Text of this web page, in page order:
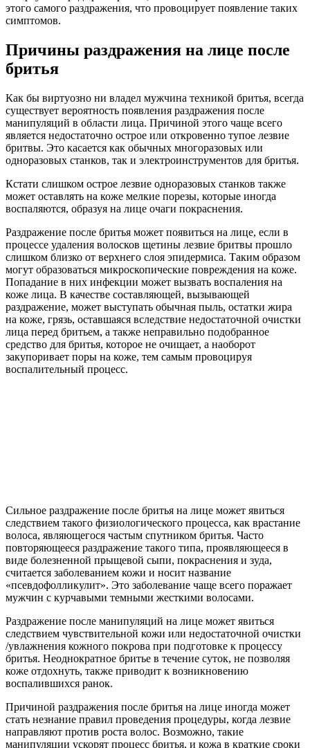
этого самого раздражения, что провоцирует появление таких
симптомов.
Причины раздражения на лице после
бритья
Как бы виртуозно ни владел мужчина техникой бритья, всегда
существует вероятность появления раздражения после
манипуляций в области лица. Причиной этого чаще всего
является недостаточно острое или откровенно тупое лезвие
бритвы. Это касается как обычных многоразовых или
одноразовых станков, так и электроинструментов для бритья.
Кстати слишком острое лезвие одноразовых станков также
может оставлять на коже мелкие порезы, которые иногда
воспаляются, образуя на лице очаги покраснения.
Раздражение после бритья может появиться на лице, если в
процессе удаления волосков щетины лезвие бритвы прошло
слишком близко от верхнего слоя эпидермиса. Таким образом
могут образоваться микроскопические повреждения на коже.
Попадание в них инфекции может вызвать воспаления на
коже лица. В качестве составляющей, вызывающей
раздражение, может выступать обычная пыль, остатки жира
на коже, грязь, оставшаяся вследствие недостаточной очистки
лица перед бритьем, а также неправильно подобранное
средство для бритья, которое не очищает, а наоборот
закупоривает поры на коже, тем самым провоцируя
воспалительный процесс.
Сильное раздражение после бритья на лице может явиться
следствием такого физиологического процесса, как врастание
волоса, являющегося частым спутником бритья. Часто
повторяющееся раздражение такого типа, проявляющееся в
виде болезненной прыщевой сыпи, покраснения и зуда,
считается заболеванием кожи и носит название
«псевдофолликулит». Это заболевание чаще всего поражает
мужчин с курчавыми темными жесткими волосами.
Раздражение после манипуляций на лице может явиться
следствием чувствительной кожи или недостаточной очистки
/увлажнения кожного покрова при подготовке к процессу
бритья. Неоднократное бритье в течение суток, не позволяя
коже отдохнуть, также приводит к возникновению
воспалившихся ранок.
Причиной раздражения после бритья на лице иногда может
стать незнание правил проведения процедуры, когда лезвие
направляют против роста волос. Возможно, такие
манипуляции ускорят процесс бритья, и кожа в краткие сроки